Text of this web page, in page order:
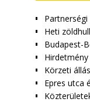
Heti
Budapest-
Körzeti
Epres utca